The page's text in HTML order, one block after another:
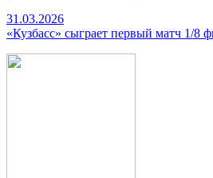
31.03.2026
«Кузбасс» сыграет первый матч 1/8